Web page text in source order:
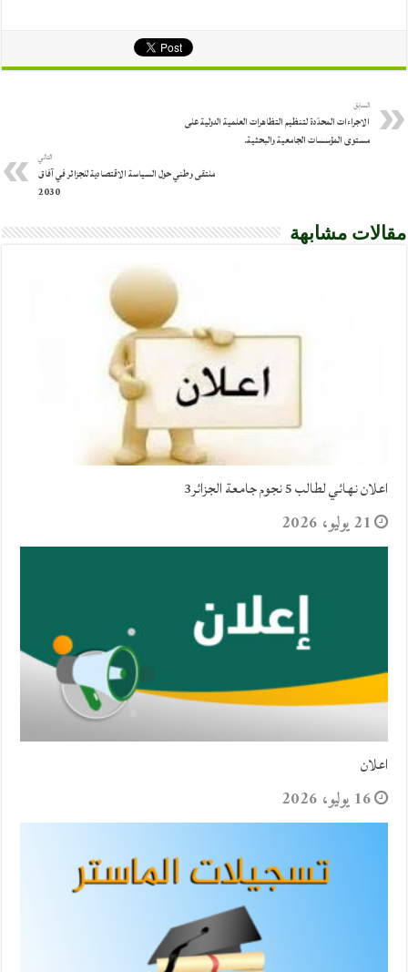
السابق
الاجراءات المحدّدة لتنظيم التظاهرات العلمية الدولية على
مستوى المؤسسات الجامعية والبحثية.
التالي
ملتقى وطني حول السياسة الاقتصادية للجزائر في آفاق
2030
مقالات مشابهة
اعلان نهائي لطالب 5 نجوم جامعة الجزائر3
21 يوليو، 2026
اعلان
16 يوليو، 2026